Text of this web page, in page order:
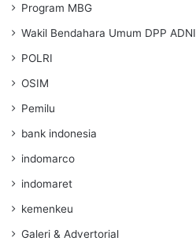
Program MBG
Wakil Bendahara Umum DPP ADNI
POLRI
OSIM
Pemilu
bank indonesia
indomarco
indomaret
kemenkeu
Galeri & Advertorial